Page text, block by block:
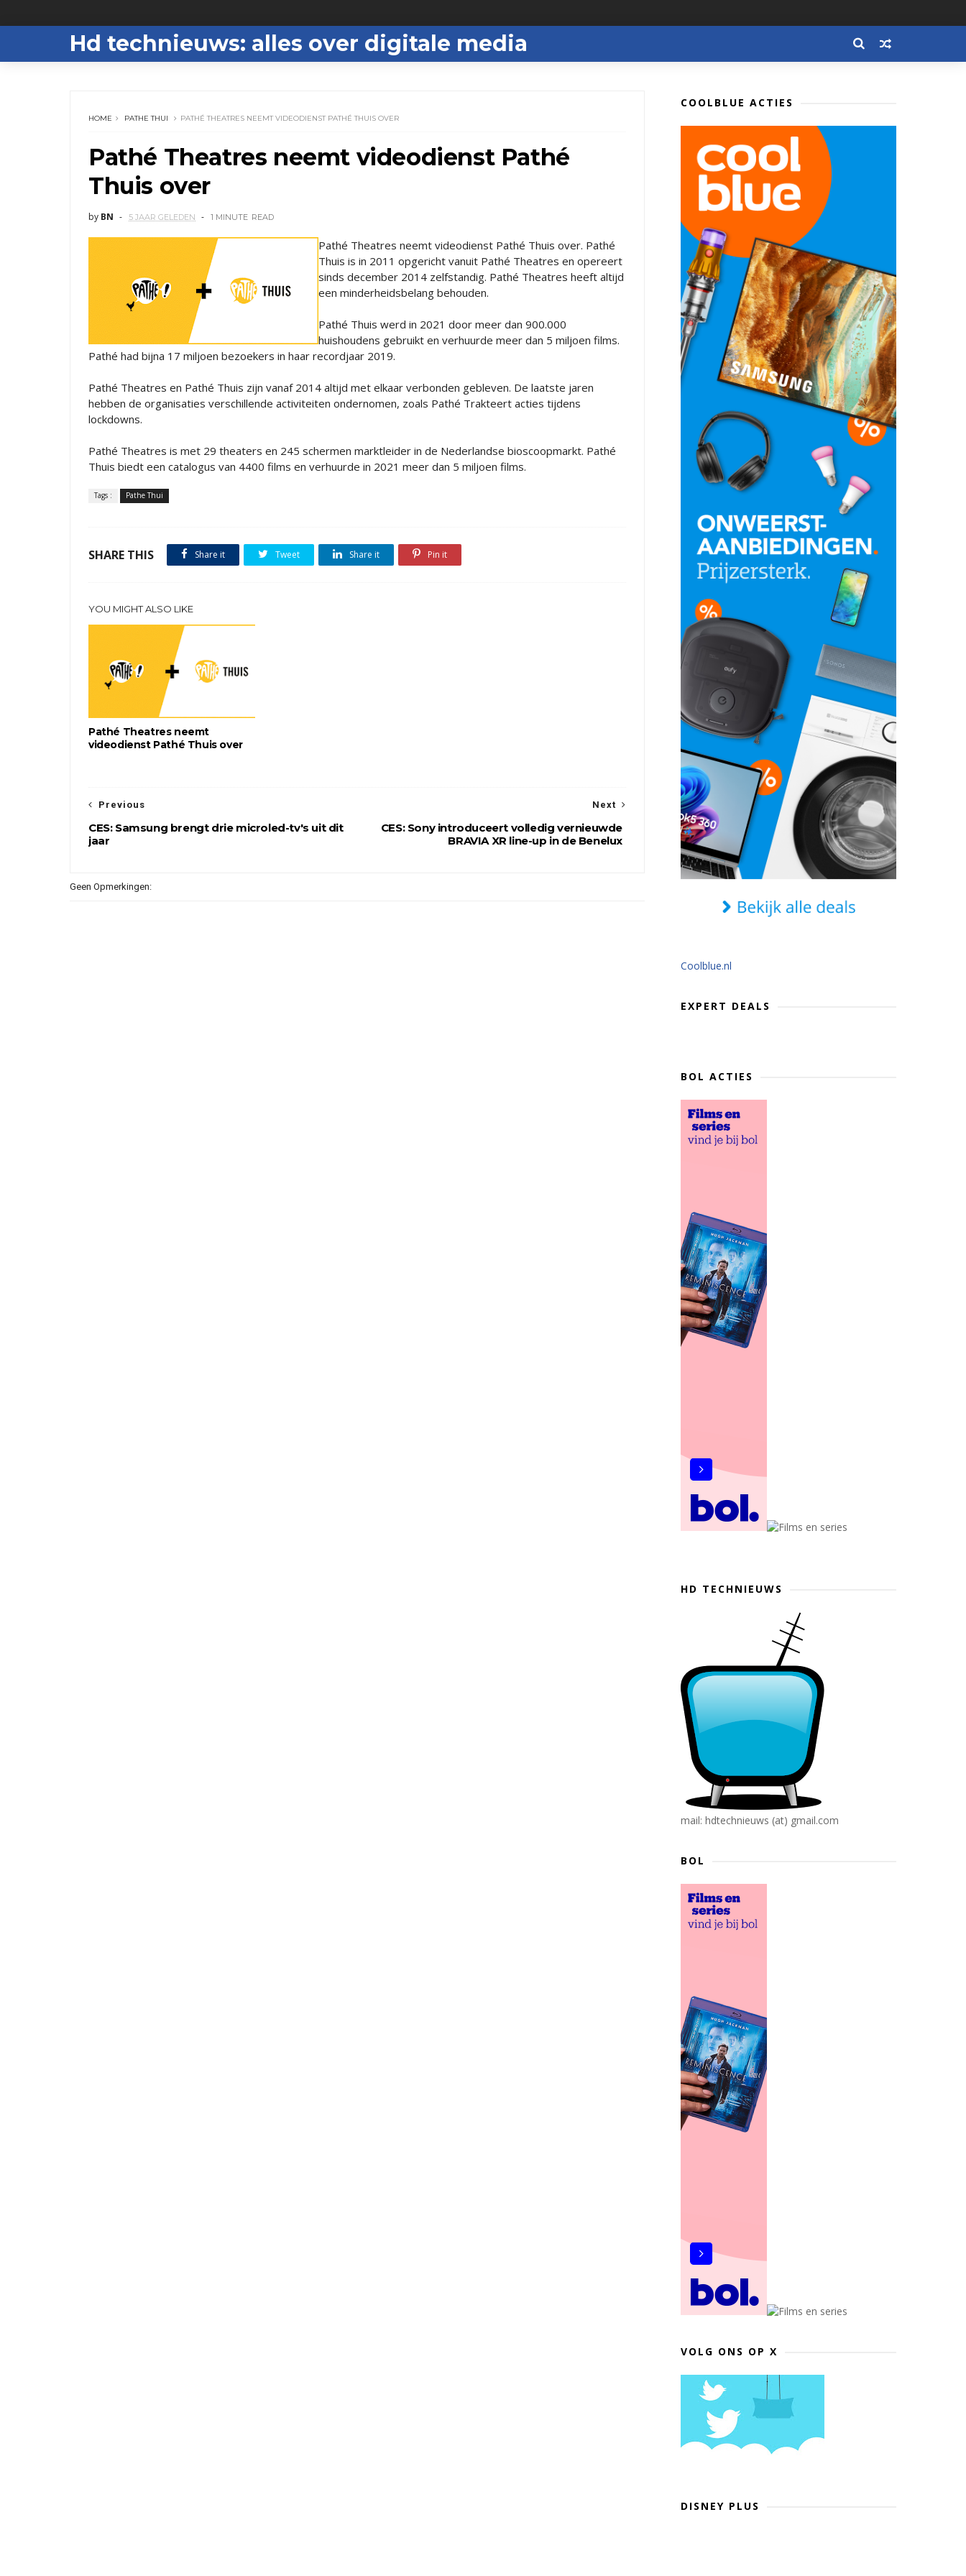
Hd technieuws: alles over digitale media
HOME PATHE THUI PATHÉ THEATRES NEEMT VIDEODIENST PATHÉ THUIS OVER
Pathé Theatres neemt videodienst Pathé
Thuis over
by BN 5 JAAR GELEDEN 1 MINUTE READ
Pathé Theatres neemt videodienst Pathé Thuis over. Pathé
Thuis is in 2011 opgericht vanuit Pathé Theatres en opereert
sinds december 2014 zelfstandig. Pathé Theatres heeft altijd
een minderheidsbelang behouden.
Pathé Thuis werd in 2021 door meer dan 900.000
huishoudens gebruikt en verhuurde meer dan 5 miljoen films.
Pathé had bijna 17 miljoen bezoekers in haar recordjaar 2019.
Pathé Theatres en Pathé Thuis zijn vanaf 2014 altijd met elkaar verbonden gebleven. De laatste jaren
hebben de organisaties verschillende activiteiten ondernomen, zoals Pathé Trakteert acties tijdens
lockdowns.
Pathé Theatres is met 29 theaters en 245 schermen marktleider in de Nederlandse bioscoopmarkt. Pathé
Thuis biedt een catalogus van 4400 films en verhuurde in 2021 meer dan 5 miljoen films.
Tags : Pathe Thui
SHARE THIS Share it Tweet Share it Pin it
YOU MIGHT ALSO LIKE
Pathé Theatres neemt
videodienst Pathé Thuis over
Next
CES: Sony introduceert volledig vernieuwde
BRAVIA XR line-up in de Benelux
Previous
CES: Samsung brengt drie microled-tv's uit dit
jaar
Geen Opmerkingen:
COOLBLUE ACTIES
Coolblue.nl
EXPERT DEALS
BOL ACTIES
HD TECHNIEUWS
mail: hdtechnieuws (at) gmail.com
BOL
VOLG ONS OP X
DISNEY PLUS